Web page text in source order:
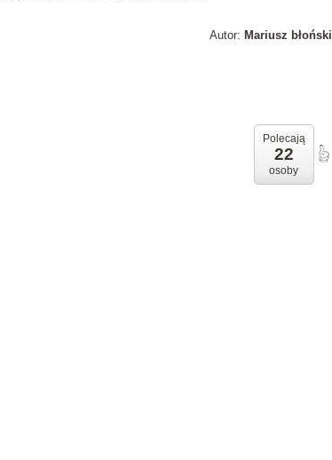
Autor: Mariusz błoński
Polecają
22
osoby